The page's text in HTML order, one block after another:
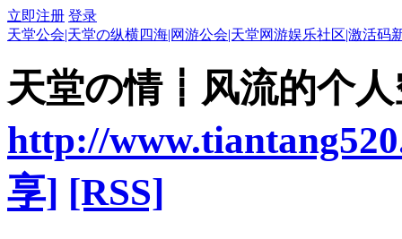
立即注册 登录
天堂公会|天堂の纵横四海|网游公会|天堂网游娱乐社区|激活码
天堂の情┋风流的个人
http://
享] [RSS]